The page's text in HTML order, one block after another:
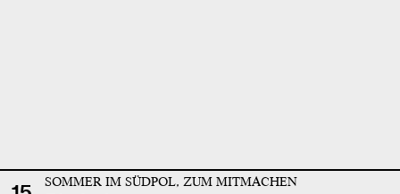
SOMMER IM SÜDPOL, ZUM MITMACHEN